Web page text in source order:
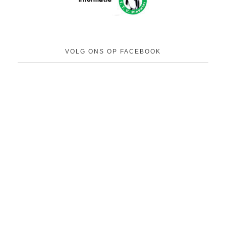
VOLG ONS OP FACEBOOK